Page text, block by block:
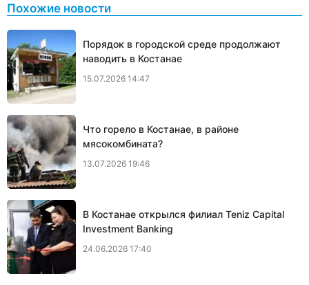
Похожие новости
Порядок в городской среде продолжают
наводить в Костанае
15.07.2026 14:47
Что горело в Костанае, в районе
мясокомбината?
13.07.2026 19:46
В Костанае открылся филиал Teniz Capital
Investment Banking
24.06.2026 17:40